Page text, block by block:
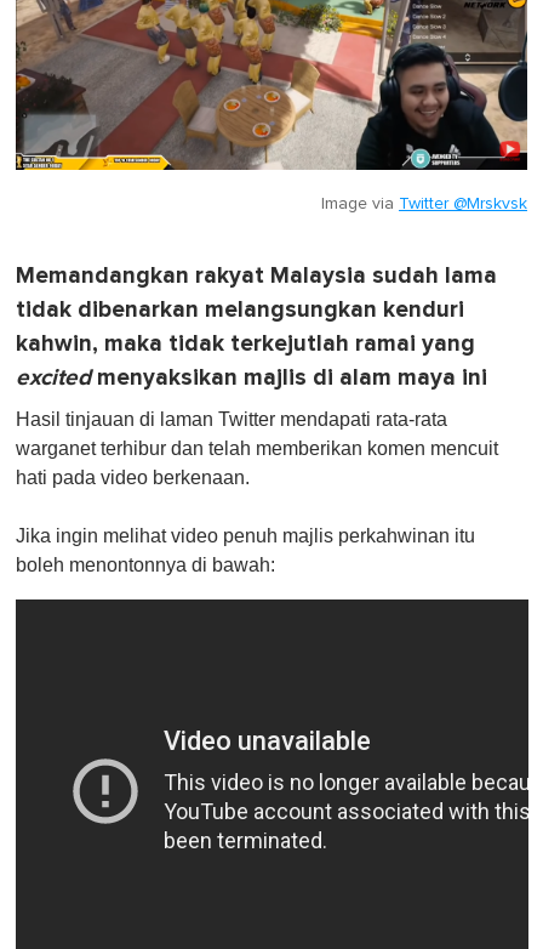
Image via Twitter @Mrskvsk
Memandangkan rakyat Malaysia sudah lama
tidak dibenarkan melangsungkan kenduri
kahwin, maka tidak terkejutlah ramai yang
excitedmenyaksikan majlis di alam maya ini
Hasil tinjauan di laman Twitter mendapati rata-rata
warganet terhibur dan telah memberikan komen mencuit
hati pada video berkenaan.
Jika ingin melihat video penuh majlis perkahwinan itu
boleh menontonnya di bawah: